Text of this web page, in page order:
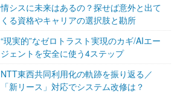
情シスに未来はあるの？探せば意外と出て
くる資格やキャリアの選択肢と勘所
“現実的”なゼロトラスト実現のカギ/AIエー
ジェントを安全に使う4ステップ
NTT東西共同利用化の軌跡を振り返る／
「新リース」対応でシステム改修は？